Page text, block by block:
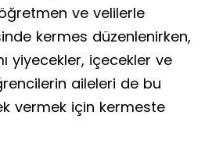
ve velilerle
kermes düzenlenirken,
yiyecekler, içecekler ve
aileleri de bu
vermek için kermeste